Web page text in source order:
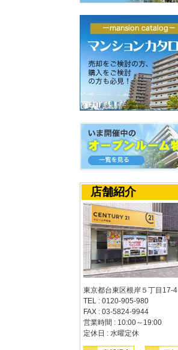
店舗紹介
東京都台東区根岸５丁目17-4
TEL : 0120-905-980
FAX : 03-5824-9944
営業時間 : 10:00～19:00
定休日 : 水曜定休